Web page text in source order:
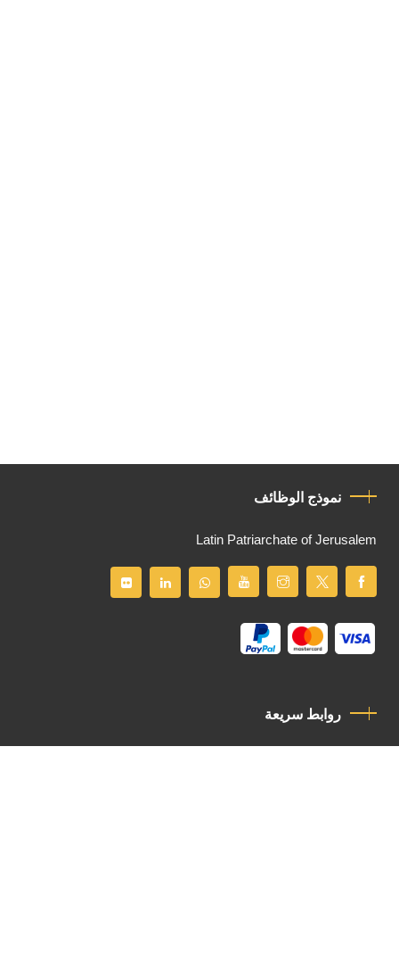
نموذج الوظائف
Latin Patriarchate of Jerusalem
روابط سريعة